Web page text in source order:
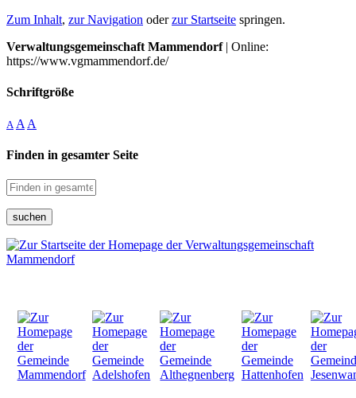
Zum Inhalt, zur Navigation oderzur Startseite springen.
Verwaltungsgemeinschaft Mammendorf| Online:
https://www.vgmammendorf.de/
Schriftgröße
A A A
Finden in gesamter Seite
suchen